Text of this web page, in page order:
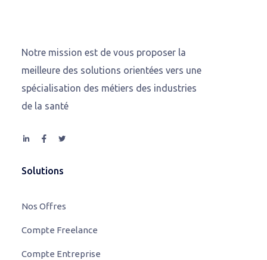
Notre mission est de vous proposer la
meilleure des solutions orientées vers une
spécialisation des métiers des industries
de la santé
Solutions
Nos Offres
Compte Freelance
Compte Entreprise